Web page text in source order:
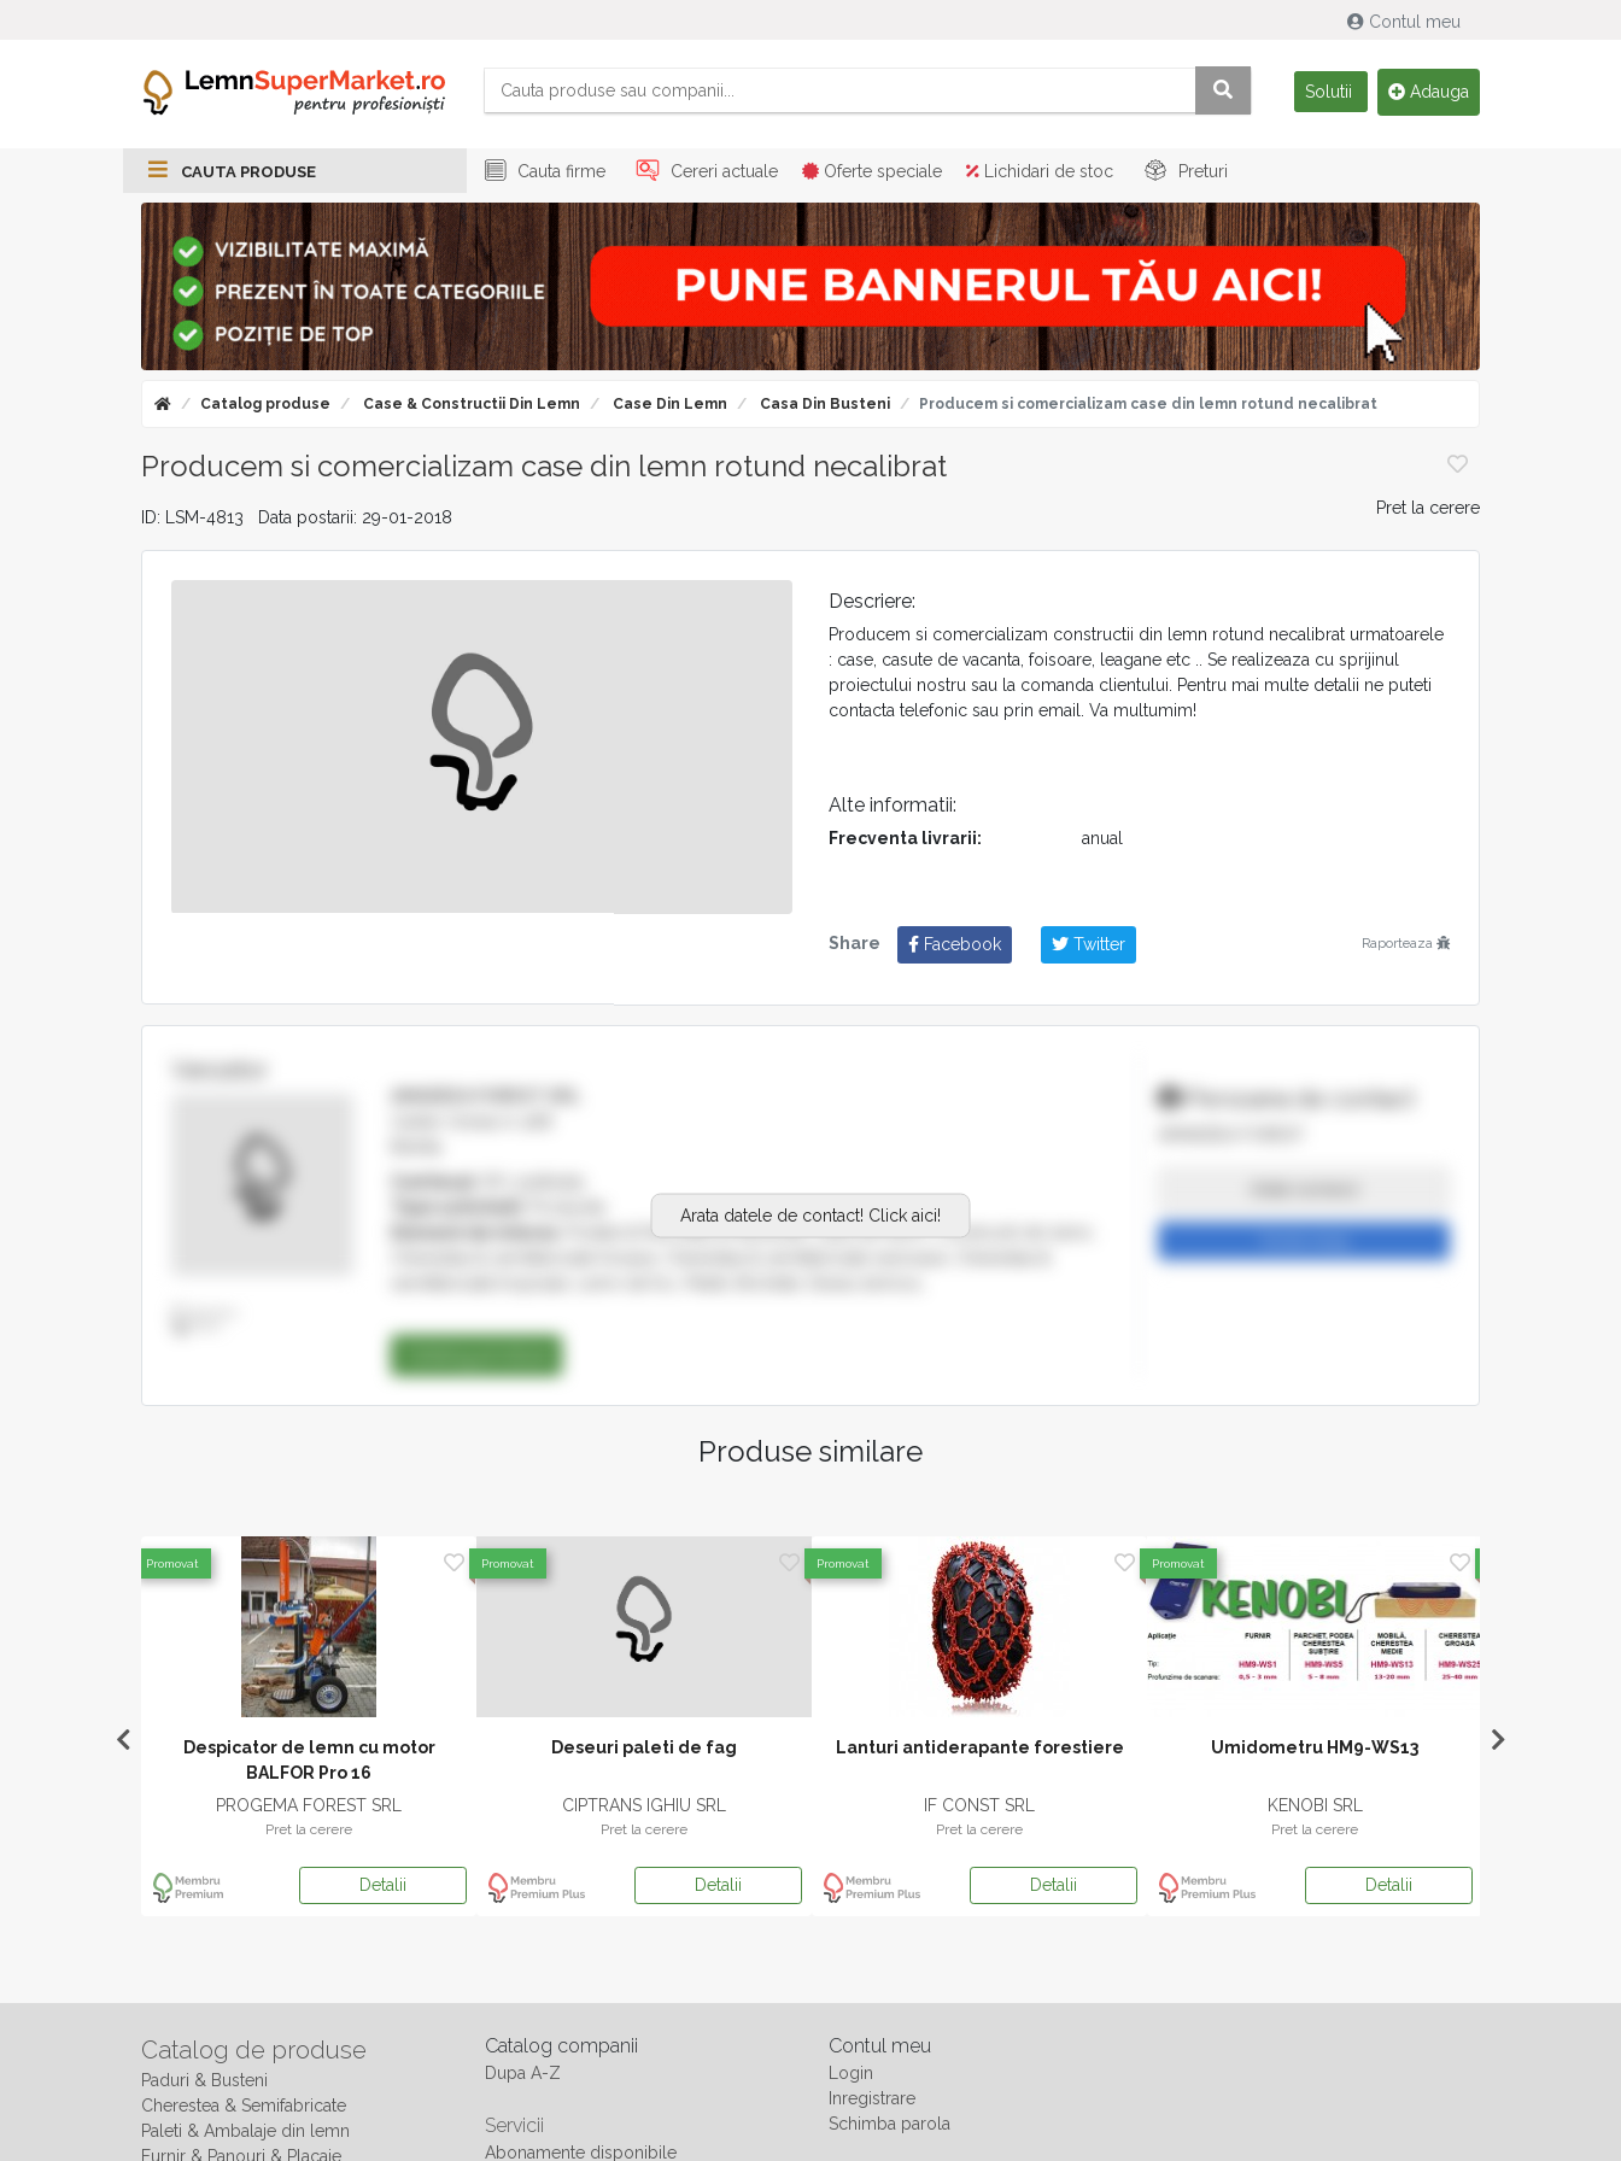
Contul meu
Solutii Adauga
CAUTA PRODUSE Cauta firme Cereri actuale Oferte speciale Lichidari de stoc Preturi
Catalog produse Case & Constructii Din Lemn Case Din Lemn Casa Din Busteni Producem si comercializam case din lemn rotund necalibrat
Producem si comercializam case din lemn rotund necalibrat
ID: LSM-4813 Data postarii: 29-01-2018 Pret la cerere
Descriere:
Producem si comercializam constructii din lemn rotund necalibrat urmatoarele
: case, casute de vacanta, foisoare, leagane etc .. Se realizeaza cu sprijinul
proiectului nostru sau la comanda clientului. Pentru mai multe detalii ne puteti
contacta telefonic sau prin email. Va multumim!
Alte informatii:
Frecventa livrarii: anual
Share Facebook Twitter Raporteaza
Arata datele de contact! Click aici!
Podele & Parchete & Pardoseli, Case din lemn, Constructii din lemn,
Persoana de contact
Produse similare
inertie HL I
Despicator de lemn cu motor
BALFOR Pro 16
PROGEMA FOREST SRL
Pret la cerere
Detalii
Promovat
Deseuri paleti de fag
CIPTRANS IGHIU SRL
Pret la cerere
Detalii
Promovat
Lanturi antiderapante forestiere
IF CONST SRL
Pret la cerere
Detalii
Promovat
Umidometru HM9-WS13
KENOBI SRL
Pret la cerere
Detalii
Promovat
Tocator
Catalog de produse
Paduri & Busteni
Cherestea & Semifabricate
Paleti & Ambalaje din lemn
Furnir & Panouri & Placaje
Catalog companii
Dupa A-Z
Servicii
Abonamente disponibile
Contul meu
Login
Inregistrare
Schimba parola